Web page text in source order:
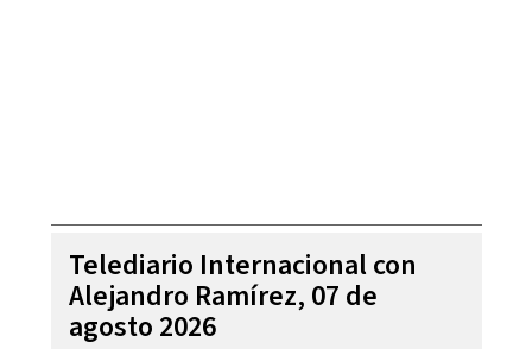
Telediario Internacional con
Alejandro Ramírez, 07 de
agosto 2026